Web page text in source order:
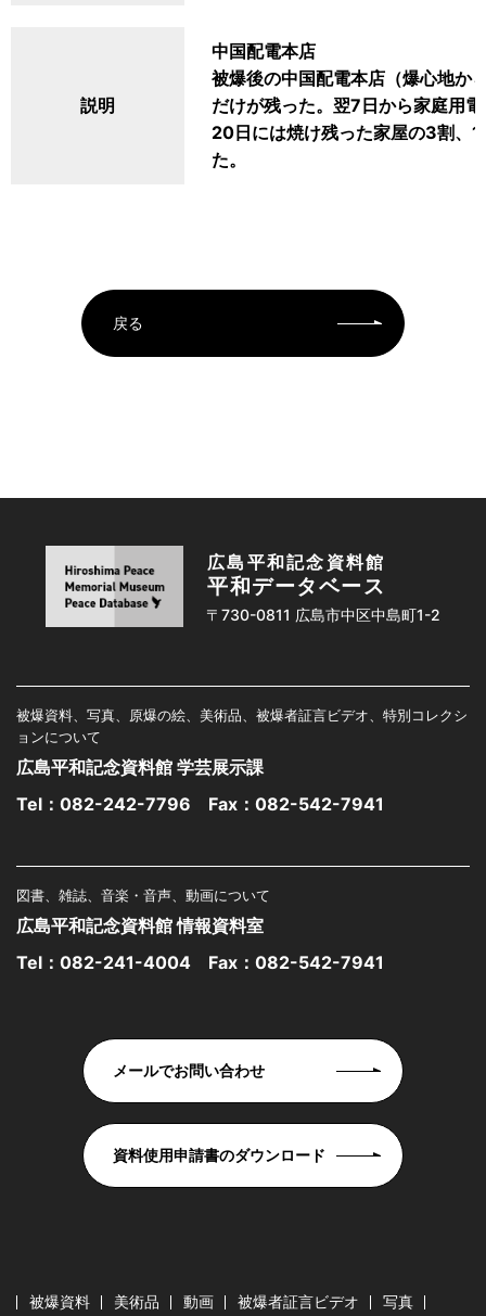
説明
中国配電本店
被爆後の中国配電本店（爆心地か
だけが残った。翌7日から家庭用
20日には焼け残った家屋の3割、
た。
戻る
広島平和記念資料館
平和データベース
〒730-0811 広島市中区中島町1-2
被爆資料、写真、原爆の絵、美術品、被爆者証言ビデオ、特別コレクシ
ョンについて
広島平和記念資料館 学芸展示課
Tel： 082-242-7796 Fax：082-542-7941
図書、雑誌、音楽・音声、動画について
広島平和記念資料館 情報資料室
Tel： 082-241-4004 Fax：082-542-7941
メールでお問い合わせ
資料使用申請書のダウンロード
被爆資料 美術品 動画 被爆者証言ビデオ 写真